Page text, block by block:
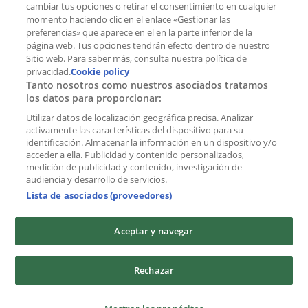
Marcas
Marcas locales
Negocios
Negocios cercanos
Productos
Productos locales
Ciudades
Descargar la APP Tiendeo
Copyright © Tiendeo ® 2026 · Shopfully Marketing S.L.U. –
Palau de Mar – 08039 Barcelona, Spain
Términos y condicionesPolítica de privacidad
cambiar tus opciones o retirar el consentimiento en cualquier
momento haciendo clic en el enlace «Gestionar las
preferencias» que aparece en el en la parte inferior de la
página web. Tus opciones tendrán efecto dentro de nuestro
Sitio web. Para saber más, consulta nuestra política de
privacidad.Cookie policy
Tanto nosotros como nuestros asociados tratamos
los datos para proporcionar:
Utilizar datos de localización geográfica precisa. Analizar
activamente las características del dispositivo para su
identificación. Almacenar la información en un dispositivo y/o
acceder a ella. Publicidad y contenido personalizados,
medición de publicidad y contenido, investigación de
audiencia y desarrollo de servicios.
Lista de asociados (proveedores)
Aceptar y navegar
Rechazar